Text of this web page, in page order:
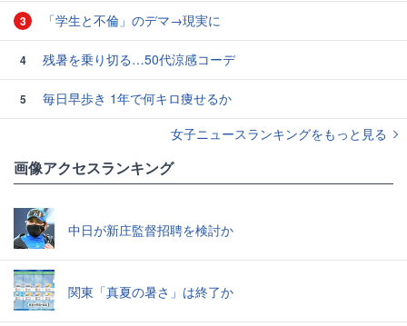
3 「学生と不倫」のデマ→現実に
4 残暑を乗り切る…50代涼感コーデ
5
毎日早歩き 1年で何キロ痩せるか
女子ニュースランキングをもっと見る
画像アクセスランキング
中日が新庄監督招聘を検討か
関東「真夏の暑さ」は終了か